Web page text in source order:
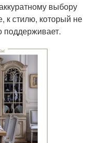
выбору
к стилю, который не
поддерживает.